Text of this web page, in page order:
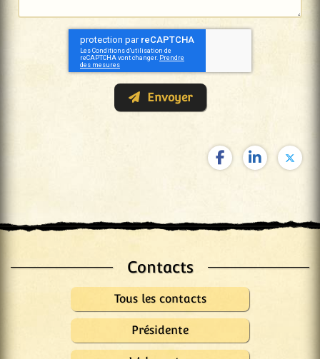
Contacts
Tous les contacts
Présidente
reCAPTCHA*
Envoyer